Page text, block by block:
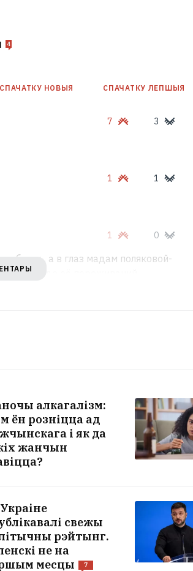
4
СПАЧАТКУ НОВЫЯ СПАЧАТКУ ЛЕПШЫЯ
7 3
1 1
1 0
бровь, а в глаз мадам поляковой-
то что до её переживаний
алкагалізм:
ён розніцца ад
і як да
жанчын
свежы
рэйтынг.
не на
месцы
7